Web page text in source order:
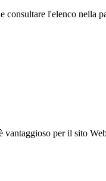
consultare l'elenco nella
per il sito